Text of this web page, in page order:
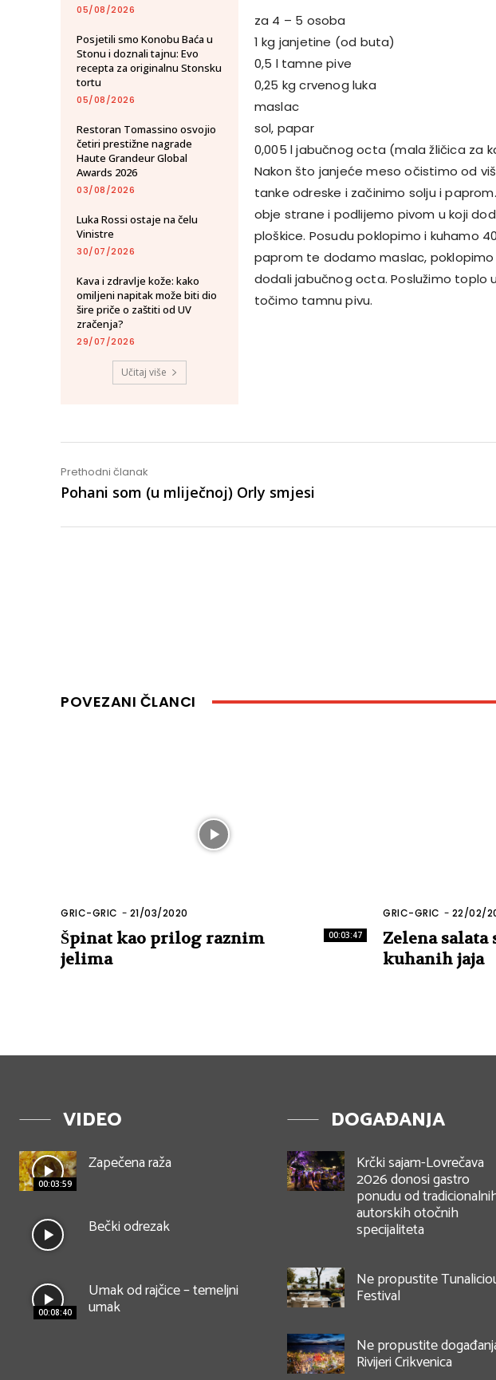
05/08/2026
Posjetili smo Konobu Baća u
Stonu i doznali tajnu: Evo
recepta za originalnu Stonsku
tortu
05/08/2026
Restoran Tomassino osvojio
četiri prestižne nagrade
Haute Grandeur Global
Awards 2026
03/08/2026
Luka Rossi ostaje na čelu
Vinistre
30/07/2026
Kava i zdravlje kože: kako
omiljeni napitak može biti dio
šire priče o zaštiti od UV
zračenja?
29/07/2026
Učitaj više
za 4 – 5 osoba
1 kg janjetine (od buta)
0,5 l tamne pive
0,25 kg crvenog luka
maslac
sol, papar
0,005 l jabučnog octa (mala žličica za
Nakon što janjeće meso očistimo od
tanke odreske i začinimo solju i
obje strane i podlijemo pivom u koji
ploškice. Posudu poklopimo i kuhamo
paprom te dodamo maslac,
dodali jabučnog octa. Poslužimo toplo
točimo tamnu pivu.
Prethodni članak
Pohani som (u mliječnoj) Orly smjesi
POVEZANI ČLANCI
00:03:47
GRIC-GRIC - 21/03/2020
Špinat kao prilog raznim
jelima
GRIC-GRIC - 22/02/
Zelena salata
kuhanih jaja
VIDEO
00:03:59
Zapečena raža
Bečki odrezak
00:08:40
Umak od rajčice – temeljni
umak
DOGAĐANJA
Krčki sajam-Lovrečava
2026 donosi gastro
ponudu od
autorskih otočnih
specijaliteta
Ne propustite
Festival
Ne propustite
Rivijeri Crikvenica